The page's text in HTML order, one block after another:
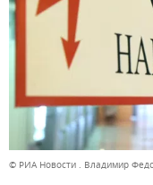
© РИА Новости . Владимир